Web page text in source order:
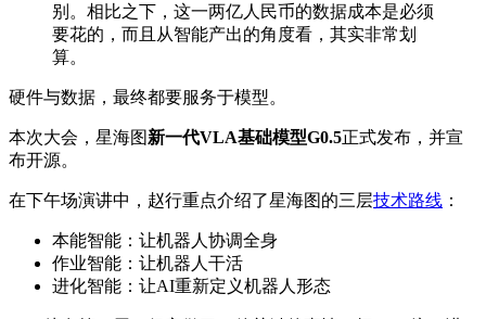
别。相比之下，这一两亿人民币的数据成本是必须
要花的，而且从智能产出的角度看，其实非常划
算。
硬件与数据，最终都要服务于模型。
本次大会，星海图新一代VLA基础模型G0.5正式发布，并宣
布开源。
在下午场演讲中，赵行重点介绍了星海图的三层技术路线 ：
本能智能：让机器人协调全身
作业智能：让机器人干活
进化智能：让AI重新定义机器人形态